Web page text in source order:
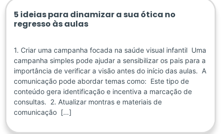
5 ideias para dinamizar a sua ótica no
regresso às aulas
1. Criar uma campanha focada na saúde visual infantil Uma
campanha simples pode ajudar a sensibilizar os pais para a
importância de verificar a visão antes do início das aulas. A
comunicação pode abordar temas como: Este tipo de
conteúdo gera identificação e incentiva a marcação de
consultas. 2. Atualizar montras e materiais de
comunicação […]